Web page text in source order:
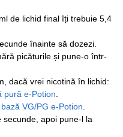
de lichid final îți trebuie 5,4
înainte să dozezi.
picăturile și pune-o într-
dacă vrei nicotină în lichid:
pură e-Potion
bază VG/PG e-Potion
apoi pune-l la